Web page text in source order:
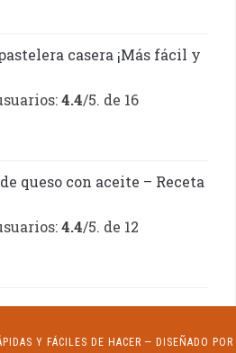
casera ¡Más fácil y
4.4/5. de 16
queso con aceite – Receta
4.4/5. de 12
Y FÁCILES DE HACER — DISEÑADO POR